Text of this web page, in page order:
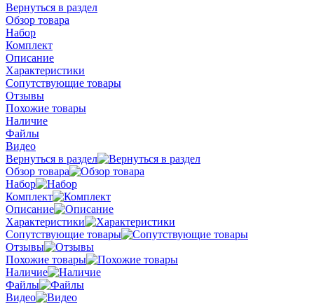
Вернуться в раздел
Обзор товара
Набор
Комплект
Описание
Характеристики
Сопутствующие товары
Отзывы
Похожие товары
Наличие
Файлы
Видео
Вернуться в раздел
Обзор товара
Набор
Комплект
Описание
Характеристики
Сопутствующие товары
Отзывы
Похожие товары
Наличие
Файлы
Видео